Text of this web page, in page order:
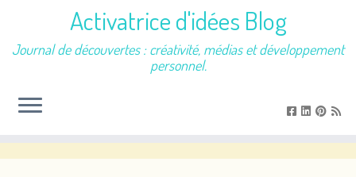
Activatrice d'idées Blog
Journal de découvertes : créativité, médias et développement
personnel.